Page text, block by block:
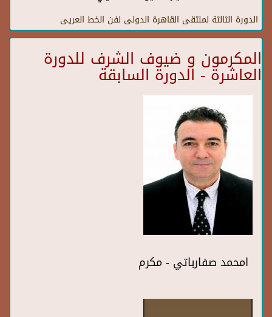
الدورة الثالثة لملتقى القاهرة الدولى لفن الخط العريى
المكرمون و ضيوف الشرف للدورة
العاشرة - الدورة السابقة
امحمد صفارباتي - مكرم